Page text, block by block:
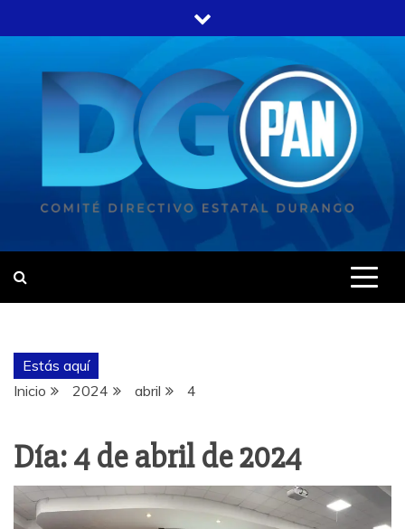
Estás aquí
Inicio
2024 abril 4
Día:4 de abril de 2024